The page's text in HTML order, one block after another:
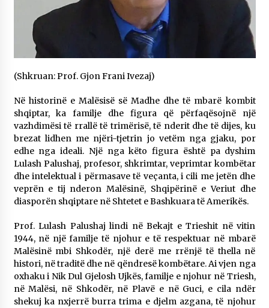
“LE ROUGE N’EST PAS UNE COULEUR” i autores
Blerta Tmava Veselaj
3 months ago
Autorja Nevila Nikaj emocionon publikun në
“Ora e Maleve” me poezinë “Dhimbje që nuk e
3 months ago
pritja e tyre nga administrata osmane
4 months ago
Themelohet Shoqata “Penda”
4 months ago
4 months ago
(Shkruan: Prof. Gjon Frani Ivezaj)
Në historinë e Malësisë së Madhe dhe të mbarë kombit
shqiptar, ka familje dhe figura që përfaqësojnë një
vazhdimësi të rrallë të trimërisë, të nderit dhe të dijes, ku
brezat lidhen me njëri-tjetrin jo vetëm nga gjaku, por
edhe nga ideali. Një nga këto figura është pa dyshim
Lulash Palushaj, profesor, shkrimtar, veprimtar kombëtar
dhe intelektual i përmasave të veçanta, i cili me jetën dhe
veprën e tij nderon Malësinë, Shqipërinë e Veriut dhe
diasporën shqiptare në Shtetet e Bashkuara të Amerikës.
Prof. Lulash Palushaj lindi në Bekajt e Trieshit në vitin
1944, në një familje të njohur e të respektuar në mbarë
Malësinë mbi Shkodër, një derë me rrënjë të thella në
histori, në traditë dhe në qëndresë kombëtare. Ai vjen nga
oxhaku i Nik Dul Gjelosh Ujkës, familje e njohur në Triesh,
në Malësi, në Shkodër, në Plavë e në Guci, e cila ndër
shekuj ka nxjerrë burra trima e djelm azgana, të njohur